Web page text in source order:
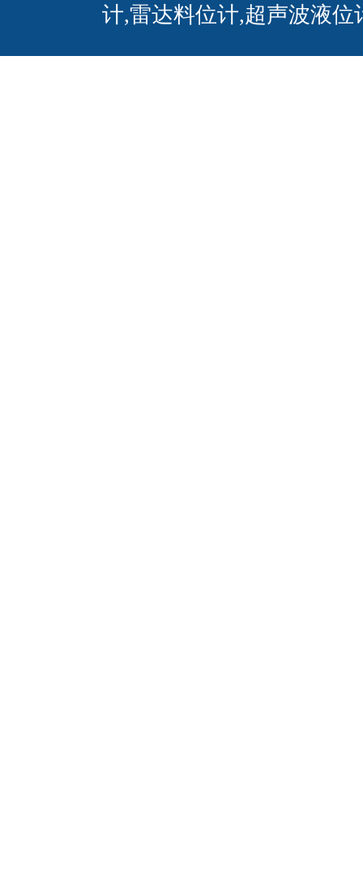
计,雷达料位计,超声波液